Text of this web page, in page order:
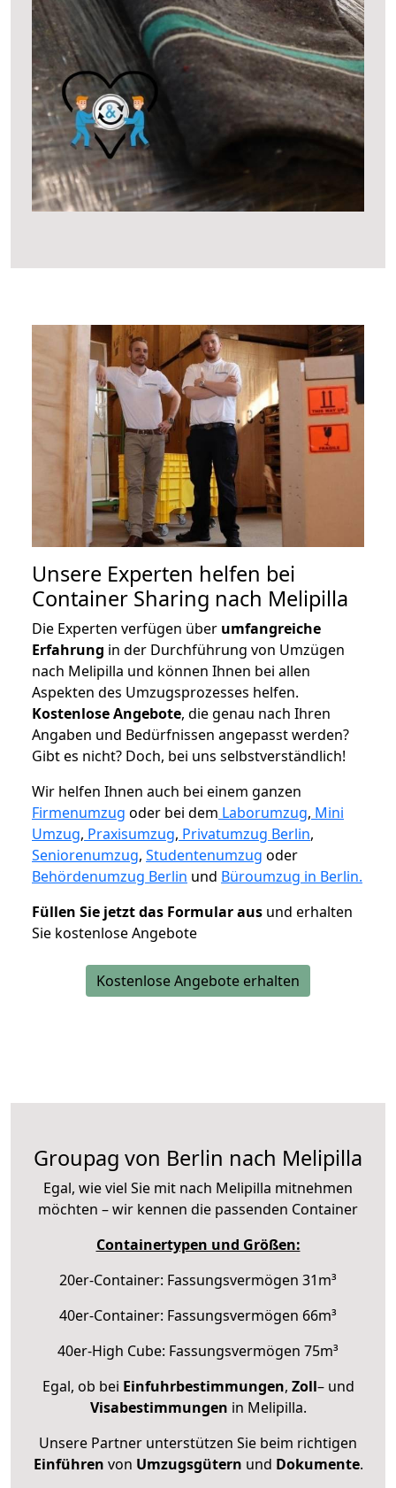
Unsere Experten helfen bei
Container Sharing nach Melipilla
Die Experten verfügen über umfangreiche
Erfahrung in der Durchführung von Umzügen
nach Melipilla und können Ihnen bei allen
Aspekten des Umzugsprozesses helfen.
Kostenlose Angebote, die genau nach Ihren
Angaben und Bedürfnissen angepasst werden?
Gibt es nicht? Doch, bei uns selbstverständlich!
Wir helfen Ihnen auch bei einem ganzen
Firmenumzug oder bei dem Laborumzug, Mini
Umzug, Praxisumzug, Privatumzug Berlin,
Seniorenumzug, Studentenumzug oder
Behördenumzug Berlin und Büroumzug in Berlin.
Füllen Sie jetzt das Formular aus und erhalten
Sie kostenlose Angebote
Kostenlose Angebote erhalten
Groupag von Berlin nach Melipilla
Egal, wie viel Sie mit nach Melipilla mitnehmen
möchten – wir kennen die passenden Container
Containertypen und Größen:
20er-Container: Fassungsvermögen 31m³
40er-Container: Fassungsvermögen 66m³
40er-High Cube: Fassungsvermögen 75m³
Egal, ob bei Einfuhrbestimmungen, Zoll– und
Visabestimmungen in Melipilla.
Unsere Partner unterstützen Sie beim richtigen
Einführen von Umzugsgütern und Dokumente.